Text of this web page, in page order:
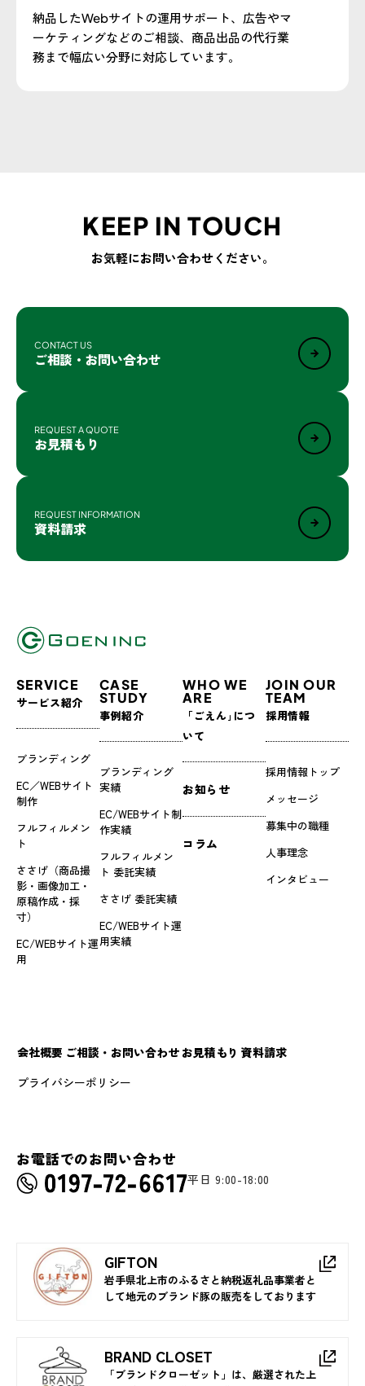
納品したWebサイトの運用サポート、広告やマ
ーケティングなどのご相談、商品出品の代行業
務まで幅広い分野に対応しています。
KEEP IN TOUCH
お気軽にお問い合わせください。
CONTACT US
ご相談・お問い合わせ
REQUEST A QUOTE
お見積もり
REQUEST INFORMATION
資料請求
SERVICE
サービス紹介
ブランディング
EC／WEBサイト
制作
フルフィルメン
ト
ささげ（商品撮
影・画像加工・
原稿作成・採
寸）
EC/WEBサイト運
用
CASE
STUDY
事例紹介
ブランディング
実績
EC/WEBサイト制
作実績
フルフィルメン
ト 委託実績
ささげ 委託実績
EC/WEBサイト運
用実績
WHO WE
ARE
「ごえん｣につ
いて
お知らせ
コラム
JOIN OUR
TEAM
採用情報
採用情報トップ
メッセージ
募集中の職種
人事理念
インタビュー
会社概要 ご相談・お問い合わせ お見積もり 資料請求
プライバシーポリシー
お電話でのお問い合わせ
平日 9:00-18:00
GIFTON
岩手県北上市のふるさと納税返礼品事業者と
して地元のブランド豚の販売をしております
BRAND CLOSET
「ブランドクローゼット」は、厳選された上